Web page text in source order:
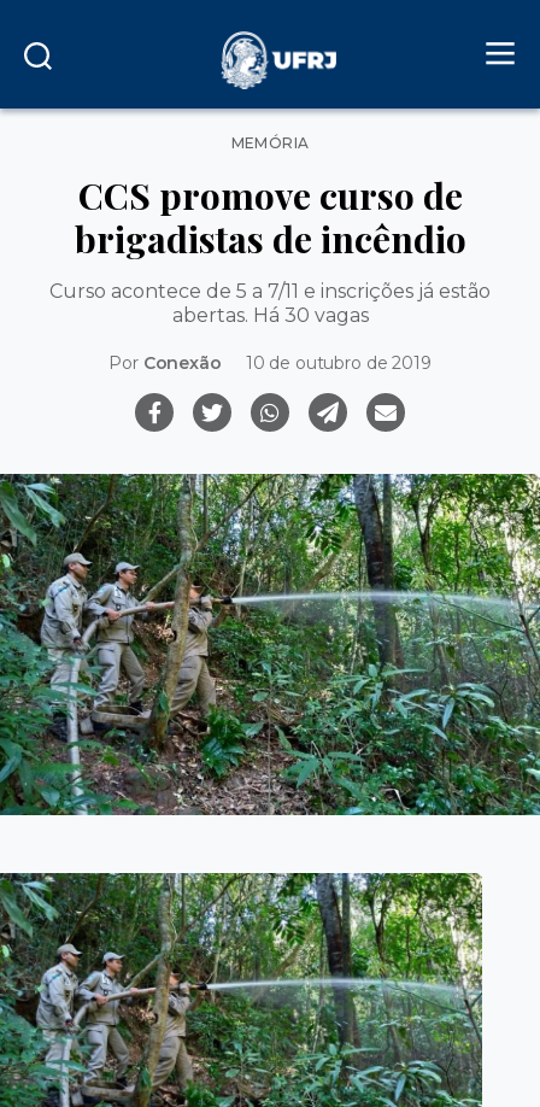
Categorias
MEMÓRIA
CCS promove curso de
brigadistas de incêndio
Curso acontece de 5 a 7/11 e inscrições já estão
abertas. Há 30 vagas
Por Conexão 10 de outubro de 2019